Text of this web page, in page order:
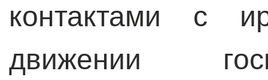
контактами с
движении